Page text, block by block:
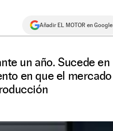
Añadir EL MOTOR en Google
un año. Sucede en
en que el mercado